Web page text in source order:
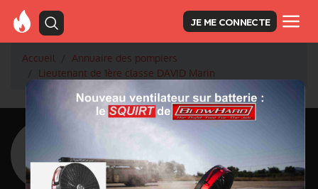
JE ME CONNECTE
Accueil
Annuaire des pompiers
Lieutenant de 1ère classe DAVID Marin
Retour à la liste des pompiers
DAVID Marin